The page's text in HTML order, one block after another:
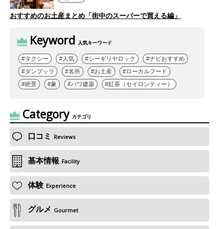
おすすめのお土産まとめ「街中のスーパーで買える編」
Keyword 人気キーワード
タクシー 人気 シーギリヤロック
ナビおすすめ
ダンブッラ
名所 お土産
ローカルフード
絶景
象 バワ建築 紅茶（セイロンティー）
Category カテゴリ
口コミ Reviews
基本情報 Facility
体験 Experience
グルメ Gourmet